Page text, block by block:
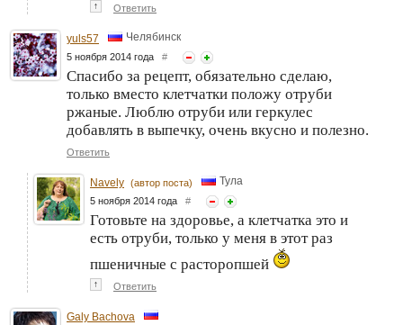
↑ Ответить
yuls57 Челябинск
5 ноября 2014 года #
Спасибо за рецепт, обязательно сделаю,
только вместо клетчатки положу отруби
ржаные. Люблю отруби или геркулес
добавлять в выпечку, очень вкусно и полезно.
Ответить
Navely (автор поста) Тула
5 ноября 2014 года #
Готовьте на здоровье, а клетчатка это и
есть отруби, только у меня в этот раз
пшеничные с расторопшей
↑ Ответить
Galy Bachova